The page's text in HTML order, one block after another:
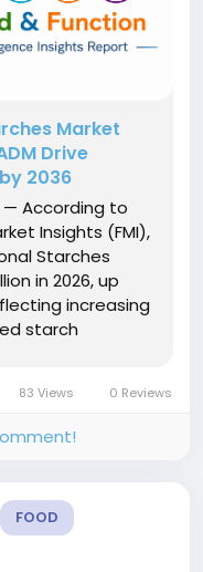
Market
Drive
2036
— According to
Insights (FMI),
Starches
in 2026, up
increasing
starch
83 Views 0 Reviews
FOOD